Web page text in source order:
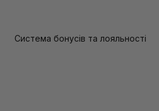
Система бонусів та лояльності